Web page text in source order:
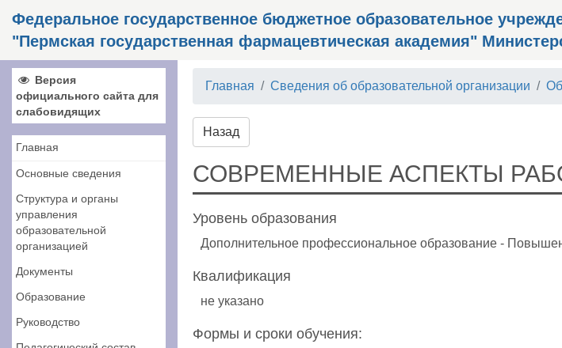
Федеральное государственное бюджетное образовательное
"Пермская государственная фармацевтическая академия"
Версия
официального сайта для
слабовидящих
Главная
Основные сведения
Структура и органы
управления
образовательной
организацией
Документы
Образование
Руководство
Главная Сведения об образовательной организации
Назад
СОВРЕМЕННЫЕ АСПЕКТЫ
Уровень образования
Дополнительное профессиональное образование -
Квалификация
не указано
Формы и сроки обучения: